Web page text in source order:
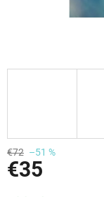
€72 –51 %
€35